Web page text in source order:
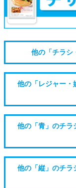
他の「チラシ
他の「レジャー・
他の「青」のチラ
他の「縦」のチラ